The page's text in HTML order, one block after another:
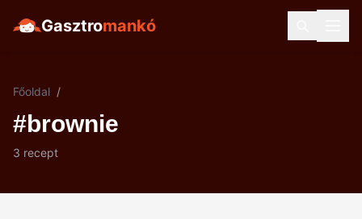
Gasztromankó
Főoldal /
#brownie
3 recept